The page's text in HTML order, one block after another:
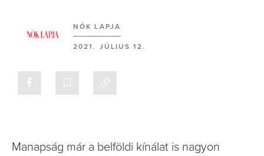
NŐK LAPJA
2021. JÚLIUS 12.
Manapság már a belföldi kínálat is nagyon